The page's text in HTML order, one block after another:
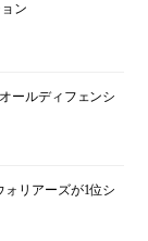
ン
ールディフェンシ
ォリアーズが1位シ